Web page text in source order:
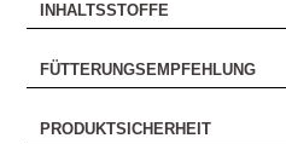
INHALTSSTOFFE
FÜTTERUNGSEMPFEHLUNG
PRODUKTSICHERHEIT